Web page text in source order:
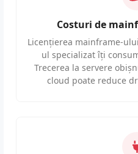
Costuri de
Licențierea mainframe-
ul specializat îți
Trecerea la servere
cloud poate reduce